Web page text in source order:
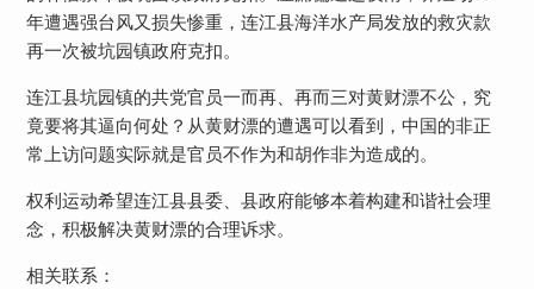
年遭遇强台风又损失惨重，连江县海洋水产局发放的救灾款
再一次被坑园镇政府克扣。
连江县坑园镇的共党官员一而再、再而三对黄财漂不公，究
竟要将其逼向何处？从黄财漂的遭遇可以看到，中国的非正
常上访问题实际就是官员不作为和胡作非为造成的。
权利运动希望连江县县委、县政府能够本着构建和谐社会理
念，积极解决黄财漂的合理诉求。
相关联系：